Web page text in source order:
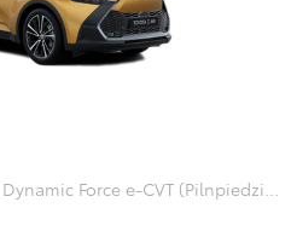
Premiere Edition 2.0 Hybrid Dynamic Force e-CVT (Pilnpiedziņa) (112 kW)